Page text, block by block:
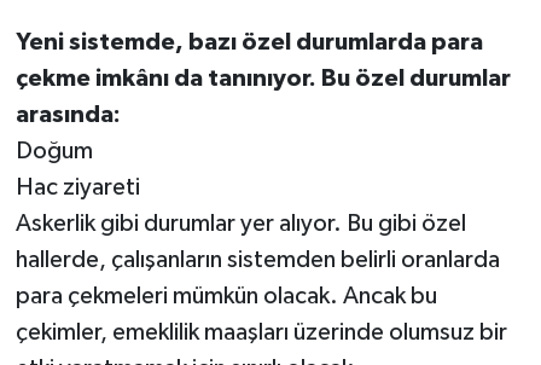
Yeni sistemde, bazı özel durumlarda para
çekme imkânı da tanınıyor. Bu özel durumlar
arasında:
Doğum
Hac ziyareti
Askerlik gibi durumlar yer alıyor. Bu gibi özel
hallerde, çalışanların sistemden belirli oranlarda
para çekmeleri mümkün olacak. Ancak bu
çekimler, emeklilik maaşları üzerinde olumsuz bir